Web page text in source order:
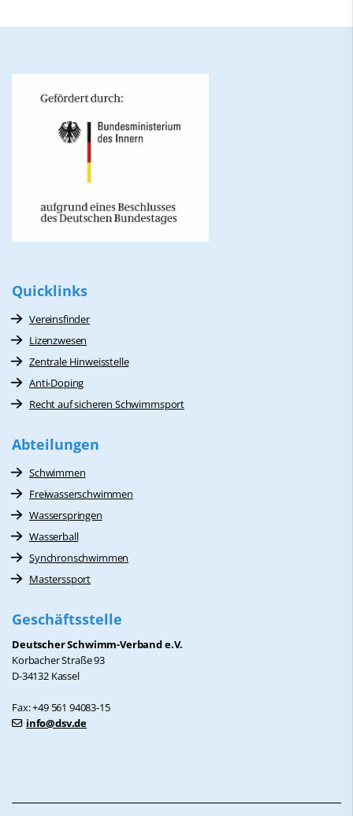
Quicklinks
Vereinsfinder
Lizenzwesen
Zentrale Hinweisstelle
Anti-Doping
Recht auf sicheren Schwimmsport
Abteilungen
Schwimmen
Freiwasserschwimmen
Wasserspringen
Wasserball
Synchronschwimmen
Masterssport
Geschäftsstelle
Deutscher Schwimm-Verband e.V.
Korbacher Straße 93
D-34132 Kassel
Fax: +49 561 94083-15
info@dsv.de